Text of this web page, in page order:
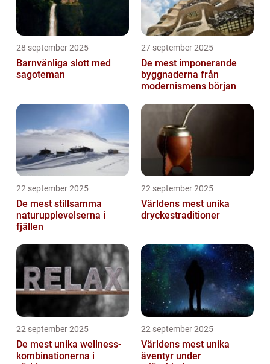
28 september 2025
Barnvänliga slott med
sagoteman
27 september 2025
De mest imponerande
byggnaderna från
modernismens början
22 september 2025
De mest stillsamma
naturupplevelserna i
fjällen
22 september 2025
Världens mest unika
dryckestraditioner
22 september 2025
De mest unika wellness-
kombinationerna i
22 september 2025
Världens mest unika
äventyr under